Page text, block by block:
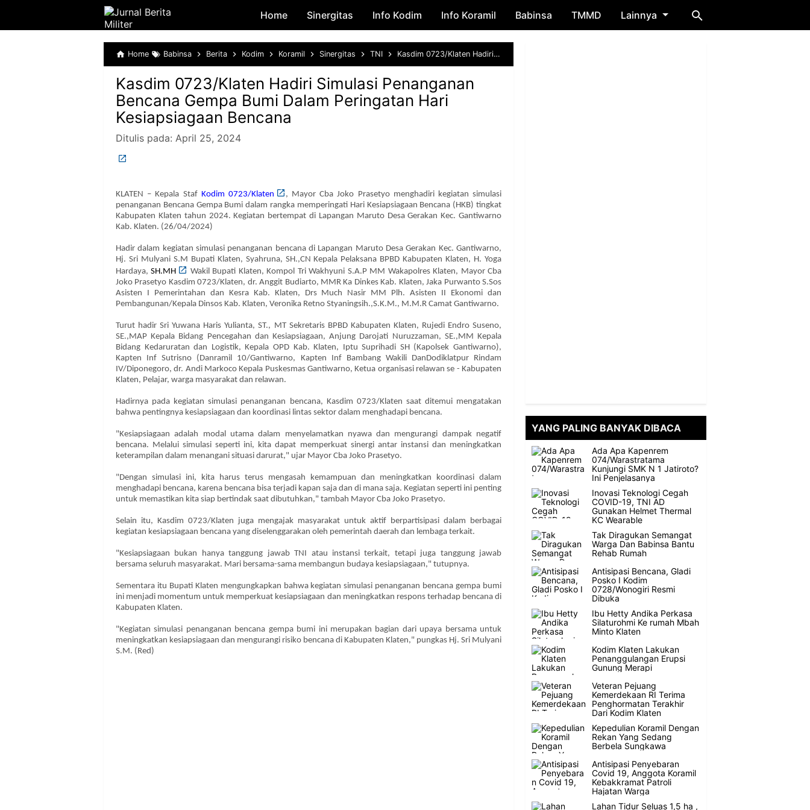
Skip to main content
Home Sinergitas Info Kodim Info Koramil Babinsa TMMD Lainnya
Home Babinsa Berita Kodim Koramil Sinergitas TNI Kasdim 0723/Klaten Hadiri Simulasi Penanganan Bencana Gempa Bumi Dalam Peringatan Hari Kesiapsiagaan Bencana
Kasdim 0723/Klaten Hadiri Simulasi Penanganan
Bencana Gempa Bumi Dalam Peringatan Hari
Kesiapsiagaan Bencana
Ditulis pada: April 25, 2024
KLATEN – Kepala Staf Kodim 0723/Klaten
, Mayor Cba Joko Prasetyo menghadiri kegiatan simulasi
penanganan Bencana Gempa Bumi dalam rangka memperingati Hari Kesiapsiagaan Bencana (HKB) tingkat
Kabupaten Klaten tahun 2024. Kegiatan bertempat di Lapangan Maruto Desa Gerakan Kec. Gantiwarno
Kab. Klaten. (26/04/2024)
Hadir dalam kegiatan simulasi penanganan bencana di Lapangan Maruto Desa Gerakan Kec. Gantiwarno,
Hj. Sri Mulyani S.M Bupati Klaten, Syahruna, SH.,CN Kepala Pelaksana BPBD Kabupaten Klaten, H. Yoga
Hardaya,SH.MH
Wakil Bupati Klaten, Kompol Tri Wakhyuni S.A.P MM Wakapolres Klaten, Mayor Cba
Joko Prasetyo Kasdim 0723/Klaten, dr. Anggit Budiarto, MMR Ka Dinkes Kab. Klaten, Jaka Purwanto S.Sos
Asisten I Pemerintahan dan Kesra Kab. Klaten, Drs Much Nasir MM Plh. Asisten II Ekonomi dan
Pembangunan/Kepala Dinsos Kab. Klaten, Veronika Retno Styaningsih.,S.K.M., M.M.R Camat Gantiwarno.
Turut hadir Sri Yuwana Haris Yulianta, ST., MT Sekretaris BPBD Kabupaten Klaten, Rujedi Endro Suseno,
SE.,MAP Kepala Bidang Pencegahan dan Kesiapsiagaan, Anjung Darojati Nuruzzaman, SE.,MM Kepala
Bidang Kedaruratan dan Logistik, Kepala OPD Kab. Klaten, Iptu Suprihadi SH (Kapolsek Gantiwarno),
Kapten Inf Sutrisno (Danramil 10/Gantiwarno, Kapten Inf Bambang Wakili DanDodiklatpur Rindam
IV/Diponegoro, dr. Andi Markoco Kepala Puskesmas Gantiwarno, Ketua organisasi relawan se - Kabupaten
Klaten, Pelajar, warga masyarakat dan relawan.
Hadirnya pada kegiatan simulasi penanganan bencana, Kasdim 0723/Klaten saat ditemui mengatakan
bahwa pentingnya kesiapsiagaan dan koordinasi lintas sektor dalam menghadapi bencana.
"Kesiapsiagaan adalah modal utama dalam menyelamatkan nyawa dan mengurangi dampak negatif
bencana. Melalui simulasi seperti ini, kita dapat memperkuat sinergi antar instansi dan meningkatkan
keterampilan dalam menangani situasi darurat," ujar Mayor Cba Joko Prasetyo.
"Dengan simulasi ini, kita harus terus mengasah kemampuan dan meningkatkan koordinasi dalam
menghadapi bencana, karena bencana bisa terjadi kapan saja dan di mana saja. Kegiatan seperti ini penting
untuk memastikan kita siap bertindak saat dibutuhkan," tambah Mayor Cba Joko Prasetyo.
Selain itu, Kasdim 0723/Klaten juga mengajak masyarakat untuk aktif berpartisipasi dalam berbagai
kegiatan kesiapsiagaan bencana yang diselenggarakan oleh pemerintah daerah dan lembaga terkait.
"Kesiapsiagaan bukan hanya tanggung jawab TNI atau instansi terkait, tetapi juga tanggung jawab
bersama seluruh masyarakat. Mari bersama-sama membangun budaya kesiapsiagaan," tutupnya.
Sementara itu Bupati Klaten mengungkapkan bahwa kegiatan simulasi penanganan bencana gempa bumi
ini menjadi momentum untuk memperkuat kesiapsiagaan dan meningkatkan respons terhadap bencana di
Kabupaten Klaten.
"Kegiatan simulasi penanganan bencana gempa bumi ini merupakan bagian dari upaya bersama untuk
meningkatkan kesiapsiagaan dan mengurangi risiko bencana di Kabupaten Klaten," pungkas Hj. Sri Mulyani
S.M. (Red)
YANG PALING BANYAK DIBACA
Ada Apa Kapenrem
074/Warastratama
Kunjungi SMK N 1 Jatiroto?
Ini Penjelasanya
Inovasi Teknologi Cegah
COVID-19, TNI AD
Gunakan Helmet Thermal
KC Wearable
Tak Diragukan Semangat
Warga Dan Babinsa Bantu
Rehab Rumah
Antisipasi Bencana, Gladi
Posko I Kodim
0728/Wonogiri Resmi
Dibuka
Ibu Hetty Andika Perkasa
Silaturohmi Ke rumah Mbah
Minto Klaten
Kodim Klaten Lakukan
Penanggulangan Erupsi
Gunung Merapi
Veteran Pejuang
Kemerdekaan RI Terima
Penghormatan Terakhir
Dari Kodim Klaten
Kepedulian Koramil Dengan
Rekan Yang Sedang
Berbela Sungkawa
Antisipasi Penyebaran
Covid 19, Anggota Koramil
Kebakkramat Patroli
Hajatan Warga
Lahan Tidur Seluas 1,5 ha ,